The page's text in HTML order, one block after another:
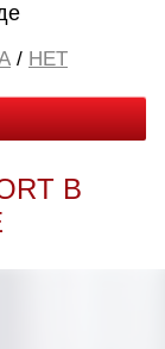
/ НЕТ
В